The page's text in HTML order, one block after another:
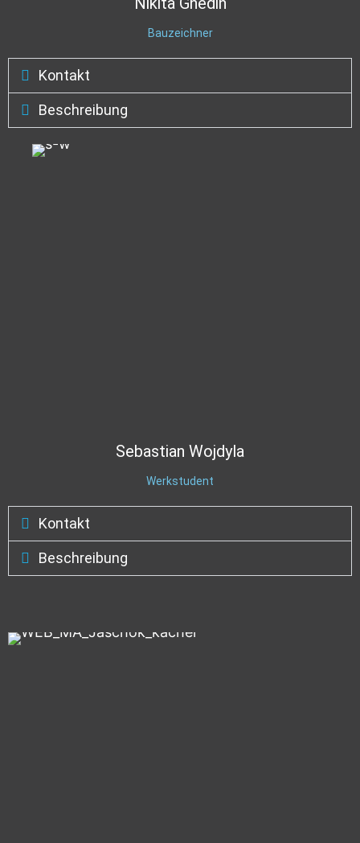
Bauzeichner
Kontakt
Beschreibung
Sebastian Wojdyla
Werkstudent
Kontakt
Beschreibung